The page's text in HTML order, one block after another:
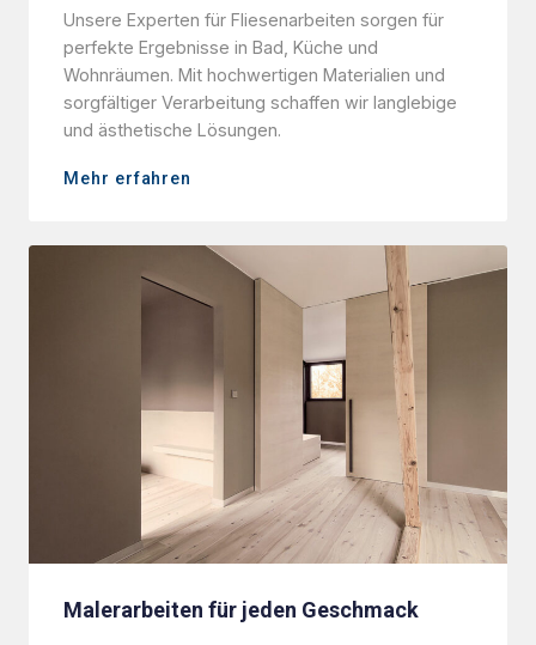
Unsere Experten für Fliesenarbeiten sorgen für
perfekte Ergebnisse in Bad, Küche und
Wohnräumen. Mit hochwertigen Materialien und
sorgfältiger Verarbeitung schaffen wir langlebige
und ästhetische Lösungen.
Mehr erfahren
Malerarbeiten für jeden Geschmack